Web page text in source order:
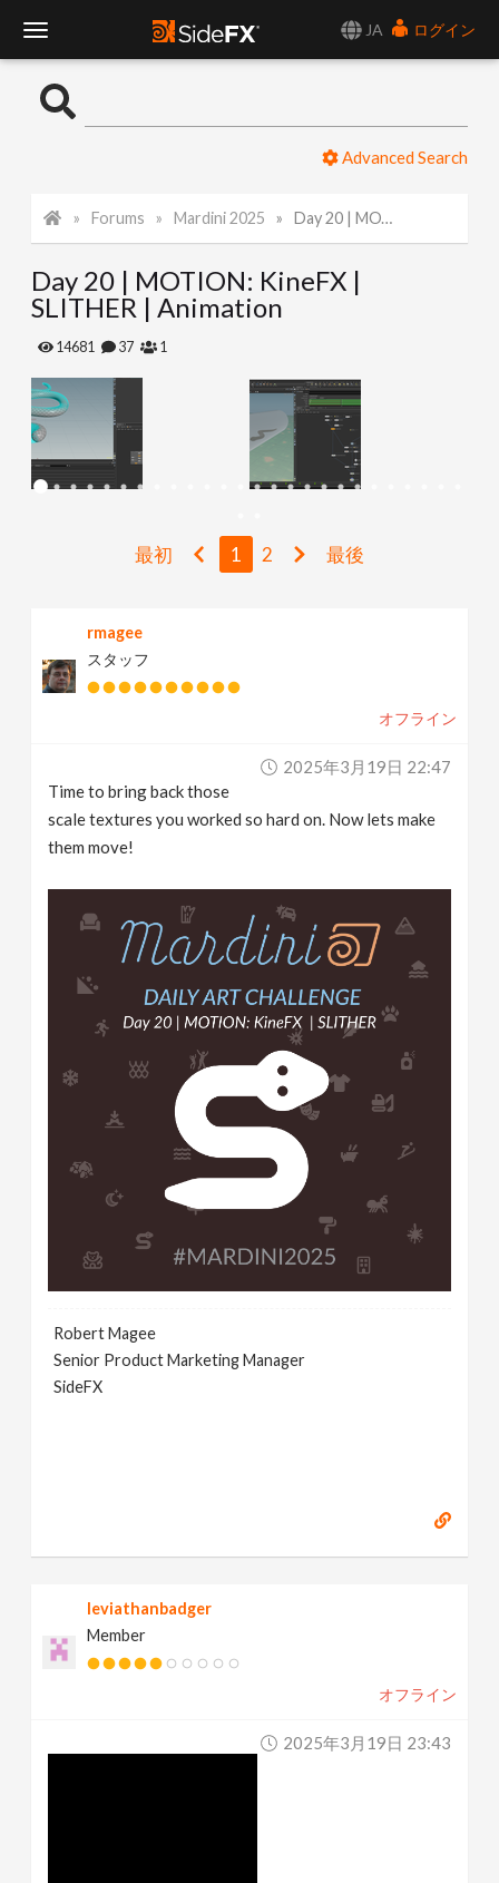
JA
ログイン
o
l
e
N
a
Advanced Search
Forums Mardini 2025 Day 20 | MOTION: KineFX | SLITHER | Animation
Day 20 | MOTION: KineFX |
SLITHER | Animation
14681 37 1
最初 1 2 最後
rmagee
スタッフ
オフライン
2025年3月19日 22:47
Time to bring back those
scale textures you worked so hard on. Now lets make
them move!
Robert Magee
Senior Product Marketing Manager
SideFX
leviathanbadger
Member
オフライン
2025年3月19日 23:43